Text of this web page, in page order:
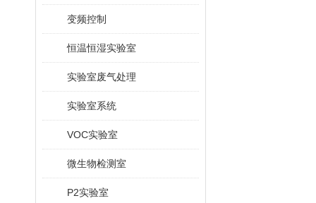
变频控制
恒温恒湿实验室
实验室废气处理
实验室系统
VOC实验室
微生物检测室
P2实验室